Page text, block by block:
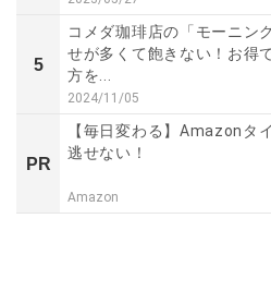
5
コメダ珈琲店の「モーニン
せが多くて飽きない！お得
方を...
2024/11/05
PR
【毎日変わる】Amazonタ
逃せない！
Amazon